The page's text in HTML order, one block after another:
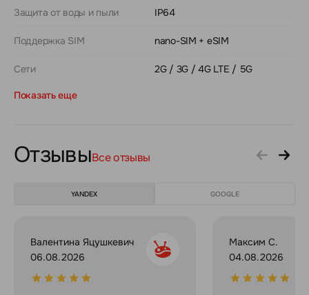
Защита от воды и пыли IP64
Поддержка SIM nano-SIM + eSIM
Сети 2G / 3G / 4G LTE / 5G
Показать еще
ОтзывыВсе отзывы
YANDEX GOOGLE
Валентина Яцушкевич
06.08.2026
Максим С.
04.08.2026